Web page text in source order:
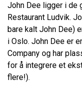
John Dee ligger i de
Restaurant Ludvik.
bare kalt John Dee)
i Oslo. John Dee er
Company og har
for å integrere et
flere!).